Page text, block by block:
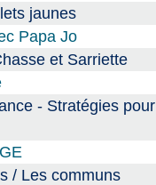
jaunes
Papa Jo
et Sarriette
- Stratégies pour
/ Les communs